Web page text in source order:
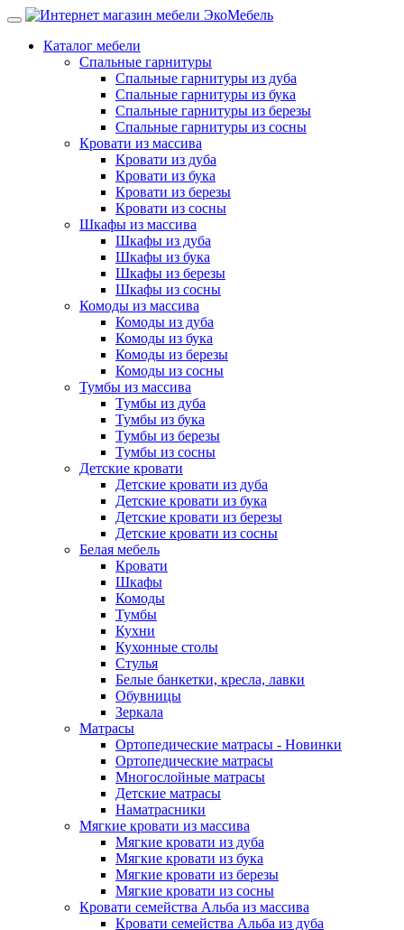
Каталог мебели
Спальные гарнитуры
Спальные гарнитуры из дуба
Спальные гарнитуры из бука
Спальные гарнитуры из березы
Спальные гарнитуры из сосны
Кровати из массива
Кровати из дуба
Кровати из бука
Кровати из березы
Кровати из сосны
Шкафы из массива
Шкафы из дуба
Шкафы из бука
Шкафы из березы
Шкафы из сосны
Комоды из массива
Комоды из дуба
Комоды из бука
Комоды из березы
Комоды из сосны
Тумбы из массива
Тумбы из дуба
Тумбы из бука
Тумбы из березы
Тумбы из сосны
Детские кровати
Детские кровати из дуба
Детские кровати из бука
Детские кровати из березы
Детские кровати из сосны
Белая мебель
Кровати
Шкафы
Комоды
Тумбы
Кухни
Кухонные столы
Стулья
Белые банкетки, кресла, лавки
Обувницы
Зеркала
Матрасы
Ортопедические матрасы - Новинки
Ортопедические матрасы
Многослойные матрасы
Детские матрасы
Наматрасники
Мягкие кровати из массива
Мягкие кровати из дуба
Мягкие кровати из бука
Мягкие кровати из березы
Мягкие кровати из сосны
Кровати семейства Альба из массива
Кровати семейства Альба из дуба